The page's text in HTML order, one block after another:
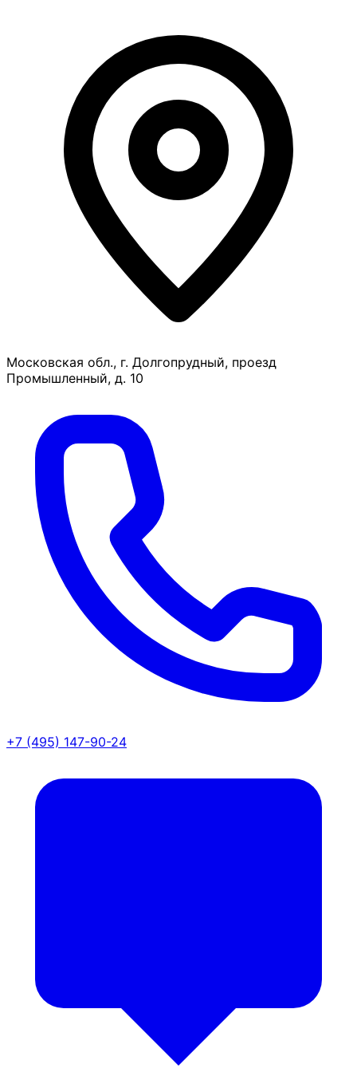
Московская обл., г. Долгопрудный, проезд
Промышленный, д. 10
+7 (495) 147-90-24